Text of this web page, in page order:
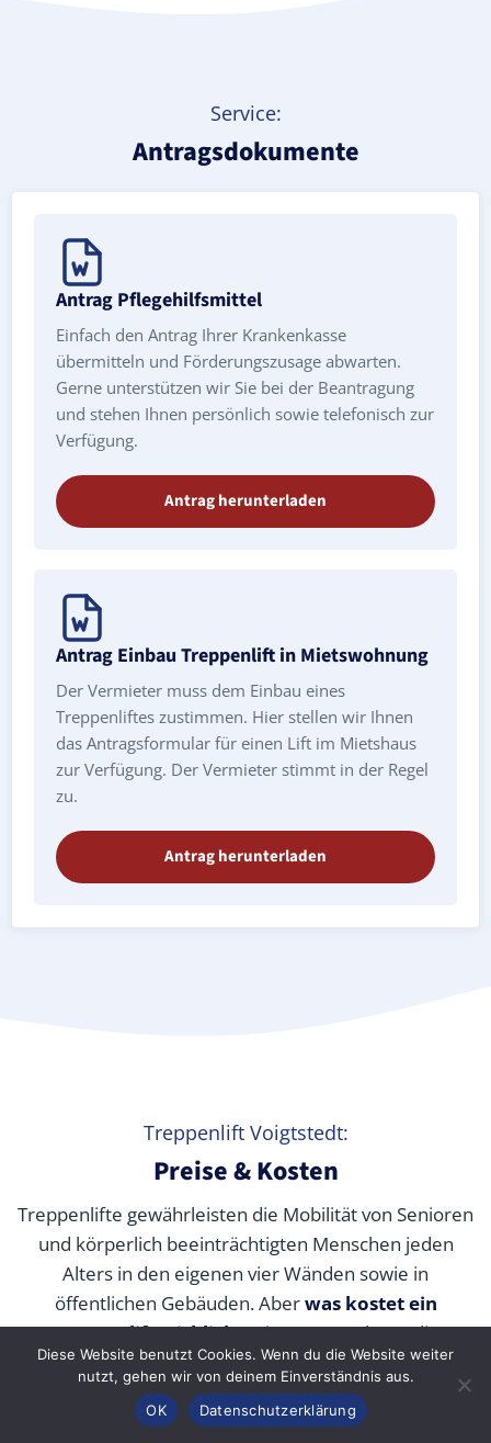
Service:
Antragsdokumente
Antrag Pflegehilfsmittel
Einfach den Antrag Ihrer Krankenkasse
übermitteln und Förderungszusage abwarten.
Gerne unterstützen wir Sie bei der Beantragung
und stehen Ihnen persönlich sowie telefonisch zur
Verfügung.
Antrag herunterladen
Antrag Einbau Treppenlift in Mietswohnung
Der Vermieter muss dem Einbau eines
Treppenliftes zustimmen. Hier stellen wir Ihnen
das Antragsformular für einen Lift im Mietshaus
zur Verfügung. Der Vermieter stimmt in der Regel
zu.
Antrag herunterladen
Treppenlift Voigtstedt:
Preise & Kosten
Treppenlifte gewährleisten die Mobilität von Senioren
und körperlich beeinträchtigten Menschen jeden
Alters in den eigenen vier Wänden sowie in
öffentlichen Gebäuden. Aberwas kostet ein
Treppenlift wirklich? Wir verraten Ihnen die
durchschnittlichen Preise unserer Fachpartner je nach
Modell und wie Sie die Kosten durch Zuschüsse,
Fördermittel und Alternativen senken können.
Konfigurator
Diese Website benutzt Cookies. Wenn du die Website weiter
nutzt, gehen wir von deinem Einverständnis aus.
OK
Datenschutzerklärung